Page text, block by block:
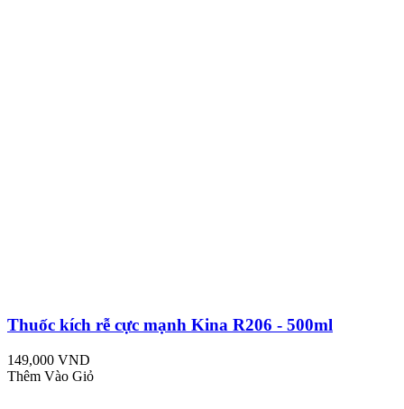
Thuốc kích rễ cực mạnh Kina R206 - 500ml
149,000 VND
Thêm Vào Giỏ